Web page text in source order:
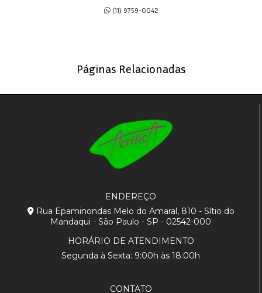
(11) 9759-0042
Páginas Relacionadas
ENDEREÇO
Rua Epaminondas Melo do Amaral, 810 - Sítio do
Mandaqui - São Paulo - SP - 02542-000
HORÁRIO DE ATENDIMENTO
Segunda à Sexta: 9:00h às 18:00h
CONTATO